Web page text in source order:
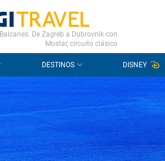
PREGUNTAS FRECUENTES
Balcanes: De Zagreb a Dubrovnik con
Mostar, circuito clásico
DESTINOS DISNEY